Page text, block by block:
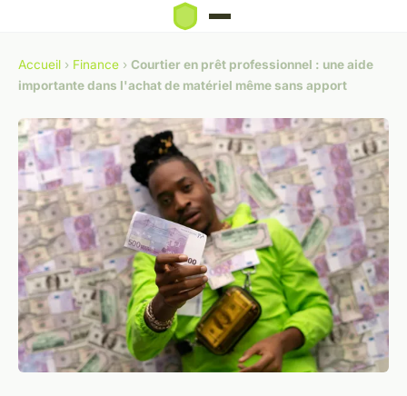
Accueil › Finance › Courtier en prêt professionnel : une aide
importante dans l'achat de matériel même sans apport